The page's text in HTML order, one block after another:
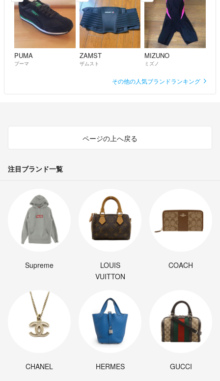
PUMA
プーマ
ZAMST
ザムスト
MIZUNO
ミズノ
その他の人気ブランドランキング
ページの上へ戻る
注目ブランド一覧
Supreme
LOUIS
VUITTON
COACH
CHANEL HERMES GUCCI